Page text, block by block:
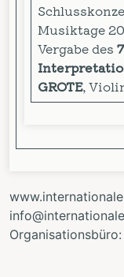
Musiktage
Vergabe des
GROTE,